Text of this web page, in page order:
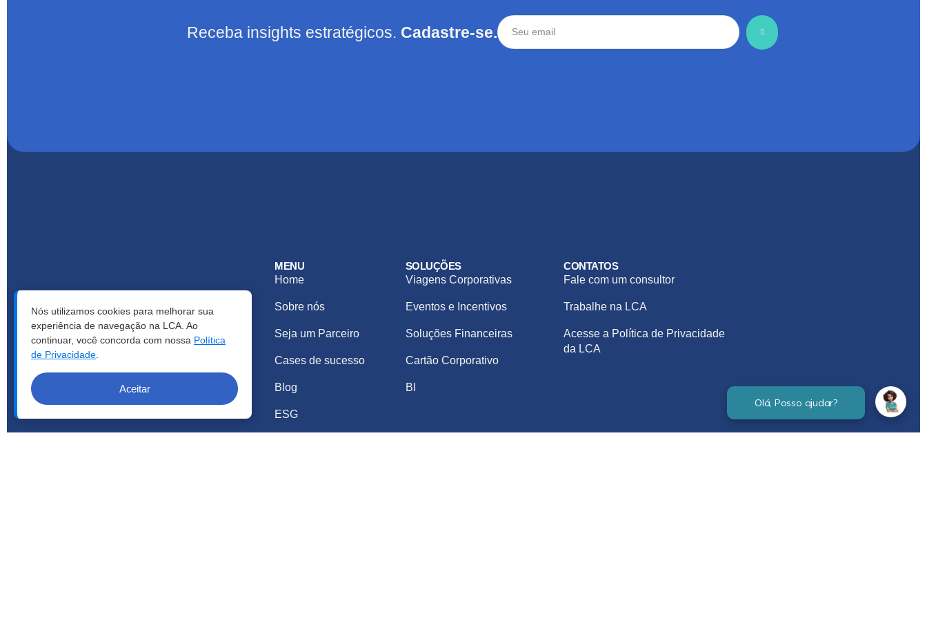
Receba insights estratégicos. Cadastre-se.
De segunda a sexta das 8h30 às 19h
Emergencial das 19h às 8h30
Sábados, domingos e feriados:
atendimento emergencial 24hs
MENU
Home
Sobre nós
Seja um Parceiro
Cases de sucesso
Blog
ESG
SOLUÇÕES
Viagens Corporativas
Eventos e Incentivos
Soluções Financeiras
Cartão Corporativo
BI
CONTATOS
Fale com um consultor
Trabalhe na LCA
Acesse a Política de Privacidade
da LCA
Nós utilizamos cookies para melhorar sua
experiência de navegação na LCA. Ao
continuar, você concorda com nossa Política
de Privacidade
Aceitar